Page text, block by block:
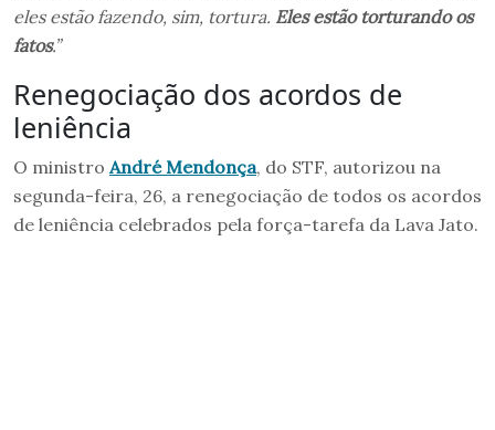
eles estão fazendo, sim, tortura. Eles estão torturando os
fatos.”
Renegociação dos acordos de
leniência
O ministro André Mendonça, do STF, autorizou na
segunda-feira, 26, a renegociação de todos os acordos
de leniência celebrados pela força-tarefa da Lava Jato.